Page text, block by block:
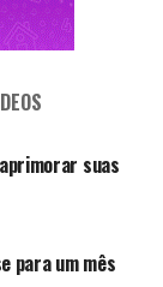
suas
para um mês